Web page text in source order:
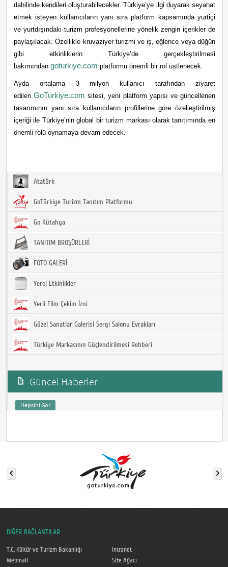
dahilinde kendileri oluşturabilecekler. Türkiye’ye ilgi duyarak seyahat
etmek isteyen kullanıcıların yanı sıra platform kapsamında yurtiçi
ve yurtdışındaki turizm profesyonellerine yönelik zengin içerikler de
paylaşılacak. Özellikle kruvaziyer turizmi ve iş, eğlence veya düğün
gibi etkinliklerin Türkiye’de gerçekleştirilmesi
bakımındangoturkiye.com platformu önemli bir rol üstlenecek.
Ayda ortalama 3 milyon kullanıcı tarafından ziyaret
edilenGoTurkiye.com sitesi, yeni platform yapısı ve güncellenen
tasarımının yanı sıra kullanıcıların profillerine göre özelleştirilmiş
içeriği ile Türkiye’nin global bir turizm markası olarak tanıtımında en
önemli rolü oynamaya devam edecek.
Atatürk
GoTürkiye Turizm Tanıtım Platformu
Go Kütahya
TANITIM BROŞÜRLERİ
FOTO GALERİ
Yerel Etkinlikler
Yerli Film Çekim İzni
Güzel Sanatlar Galerisi Sergi Salonu Evrakları
Türkiye Markasının Güçlendirilmesi Rehberi
Güncel Haberler
Hepsini Gör
DİĞER BAĞLANTILAR
T.C. Kültür ve Turizm Bakanlığı
Intranet
Webmail
Site Ağacı